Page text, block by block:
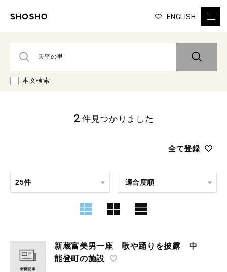
ENGLISH
本文検索
全て登録
2 件見つかりました
新蔵富美男一座 歌や踊りを披露 中
能登町の施設